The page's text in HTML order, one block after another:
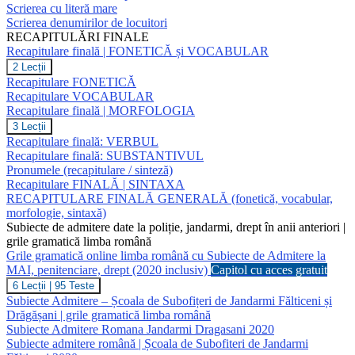
Scrierea cu literă mare
Scrierea denumirilor de locuitori
RECAPITULĂRI FINALE
Recapitulare finală | FONETICĂ și VOCABULAR
Recapitulare
finală
|
FONETICĂ
și
VOCABULAR
2 Lecții
Recapitulare FONETICĂ
Recapitulare VOCABULAR
Recapitulare finală | MORFOLOGIA
Recapitulare
finală
|
MORFOLOGIA
3 Lecții
Recapitulare finală: VERBUL
Recapitulare finală: SUBSTANTIVUL
Pronumele (recapitulare / sinteză)
Recapitulare FINALĂ | SINTAXA
RECAPITULARE FINALĂ GENERALĂ (fonetică, vocabular,
morfologie, sintaxă)
Subiecte de admitere date la poliție, jandarmi, drept în anii anteriori |
grile gramatică limba română
Grile gramatică online limba română cu Subiecte de Admitere la
MAI, penitenciare, drept (2020 inclusiv) Capitol cu acces gratuit
Grile
gramatică
online
limba
română
cu
6 Lecții 95 Teste
Subiecte Admitere – Școala de Subofițeri de Jandarmi Fălticeni și
Drăgășani | grile gramatică limba română
Subiecte Admitere Romana Jandarmi Dragasani 2020
Subiecte admitere română | Școala de Subofiteri de Jandarmi